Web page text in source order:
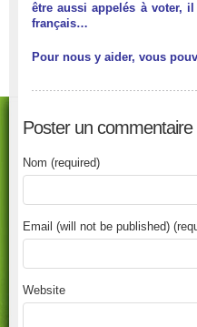
être aussi appelés à voter,
français…
Pour nous y aider, vous
Poster un commentaire
Nom (required)
Email (will not be published)
Website